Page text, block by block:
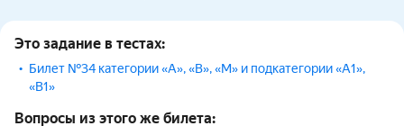
Это задание в тестах:
Билет №34 категории «A», «B», «M» и подкатегории «A1»,
«B1»
Вопросы из этого же билета: